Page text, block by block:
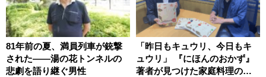
81年前の夏、満員列車が銃撃
された――湯の花トンネルの
悲劇を語り継ぐ男性
「昨日もキュウリ、今日もキ
ュウリ」 『にほんのおかず』
著者が見つけた家庭料理の知